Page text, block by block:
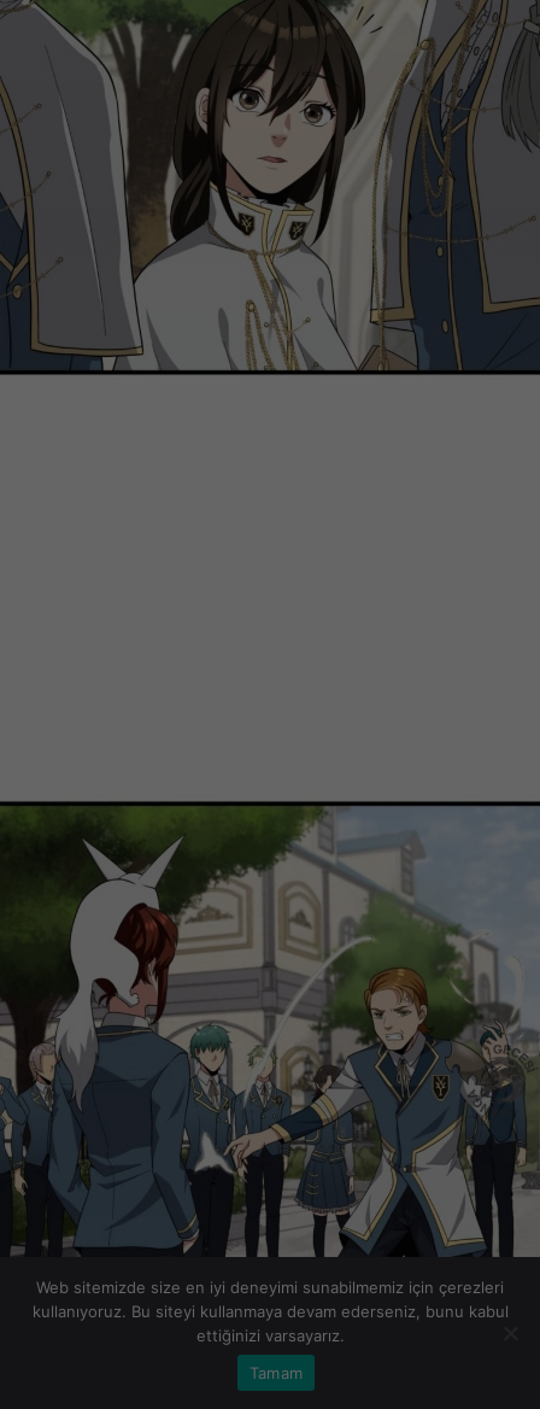
Web sitemizde size en iyi deneyimi sunabilmemiz için çerezleri
kullanıyoruz. Bu siteyi kullanmaya devam ederseniz, bunu kabul
ettiğinizi varsayarız.
Tamam